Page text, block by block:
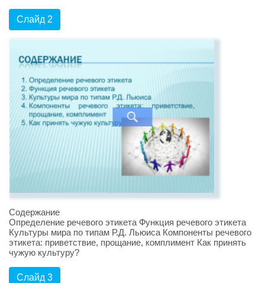
Слайд 2
Содержание
Определение речевого этикета Функция речевого этикета
Культуры мира по типам Р.Д. Льюиса Компоненты речевого
этикета: приветствие, прощание, комплимент Как принять
чужую культуру?
Слайд 3